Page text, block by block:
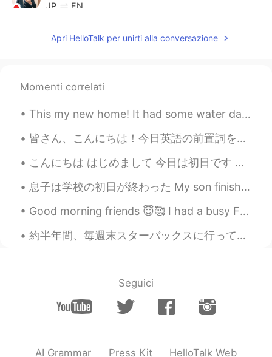
JP EN
素敵な結婚式💒
Watashi 2019.07.29 13:03
Is there church?
du づー 2019.07.29 13:00
JP EN
That so nice pictures! I like the third
Nanami 2019.07.29 13:00
たったけど
ちょっと酔っ
ちゃったけど🤪
Apri HelloTalk per unirti alla conversazione
Momenti correlati
This my new home! It had some water damage to the inside, but I'm currently fixing it. It might t...
皆さん、こんにちは！今日英語の前置詞を説明しますよ。アメリカの大学で英語のチューター３年間していて、日本の大学生は前置詞の使い方が難しそうでしたが、アメリカ人のネイティブの大学生も時々分かってい...
こんにちは はじめまして 今日は初日です 友達が欲しいです よろしくお願いします Hey there Today is my first day here I'm looking for fr...
息子は学校の初日が終わった My son finished his first day of school 一年生になって色々が新しいのに、とても喜んでたそう He became a firs...
Good morning friends 😇🥰 I had a busy Friday getting ready for the 4th of July. 🇺🇸🎉🎊🧨💥🇺🇸🎉🎊🧨💥🇺🇸🎉🧨...
約半年間、毎週末スターバックスに行って勉強してる。12月末ロサンゼルスに帰る中、スターバックスに行ってコーヒーを買った。店員さんはちょっと会話して、僕帰った。(いつも同じ店員さんと会話してる！)...
Seguici
AI Grammar Press Kit HelloTalk Web